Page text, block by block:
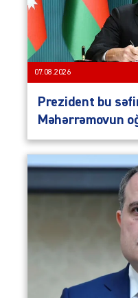
07.08.2026
Prezident bu
Məhərrəmovun